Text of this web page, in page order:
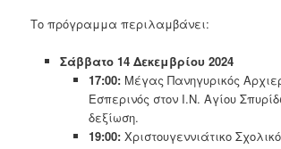
Το πρόγραμμα περιλαμβάνει:
Σάββατο 14 Δεκεμβρίου 2024
17:00: Μέγας Πανηγυρικός
Εσπερινός στον Ι.Ν. Αγίου
δεξίωση.
19:00: Χριστουγεννιάτικο